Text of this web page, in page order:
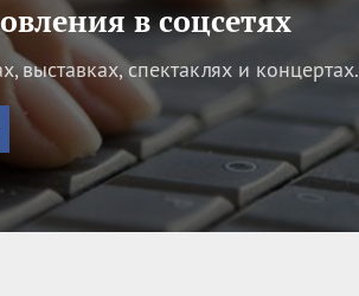
в соцсетях
спектаклях и концертах.